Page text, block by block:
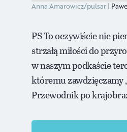
Anna Amarowicz/pulsar
PS To oczywiście nie
strzałą miłości do
w naszym podkaście
któremu zawdzięczamy
Przewodnik po